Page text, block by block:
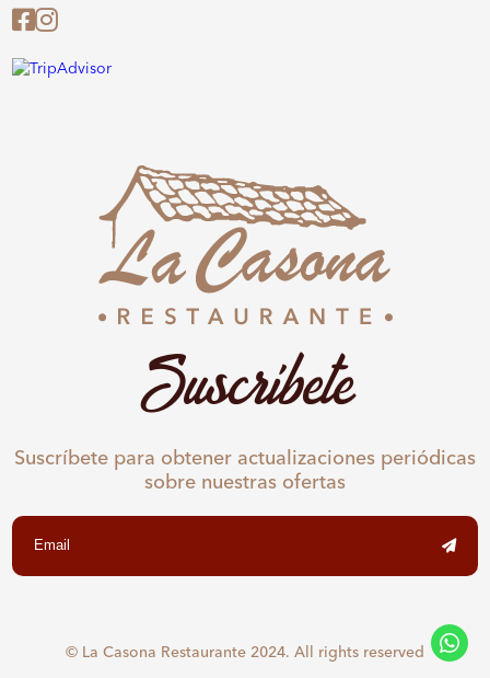
Suscríbete
Suscríbete para obtener actualizaciones periódicas
sobre nuestras ofertas
© La Casona Restaurante 2024. All rights reserved